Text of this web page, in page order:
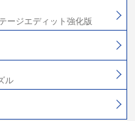
ージエディット強化版
ル